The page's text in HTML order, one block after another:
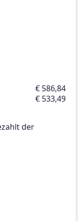
€ 586,84
€ 533,49
der